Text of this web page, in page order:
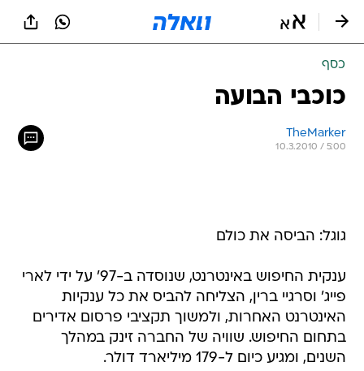
כסף
כוכבי הבועה
TheMarker
10.3.2010 / 5:00
גוגל: הביסה את כולם
ענקית החיפוש באינטרנט, שנוסדה ב-97' על ידי לארי
פייג' וסרגיי ברין, הצליחה להביס את כל ענקיות
האינטרנט האחרות, ולמשוך תקציבי פרסום אדירים
בתחום החיפוש. שוויה של החברה זינק במהלך
השנים, ומגיע כיום ל-179 מיליארד דולר.